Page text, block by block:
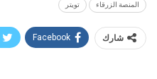
المنصة الزرقاء تويتر
شارك Facebook